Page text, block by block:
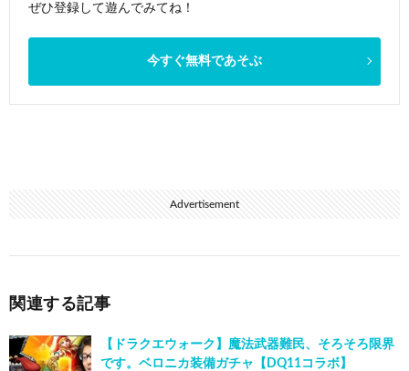
ぜひ登録して遊んでみてね！
今すぐ無料であそぶ
Advertisement
関連する記事
【ドラクエウォーク】魔法武器難民、そろそろ限界
です。ベロニカ装備ガチャ【DQ11コラボ】